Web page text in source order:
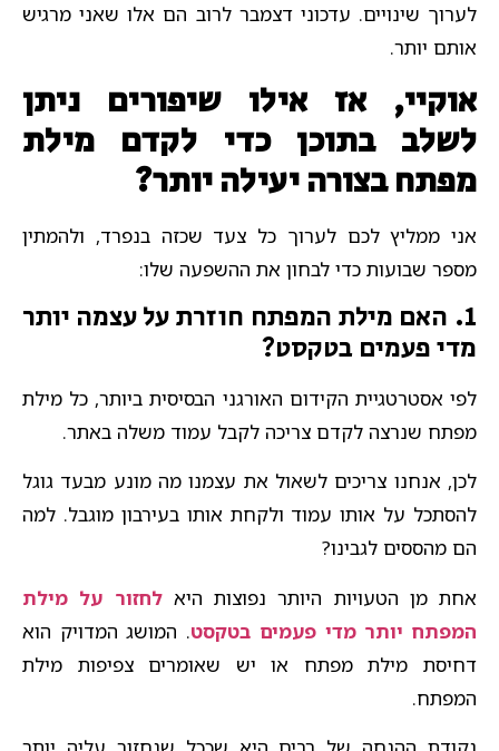
לערוך שינויים. עדכוני דצמבר לרוב הם אלו שאני מרגיש
אותם יותר.
אוקיי, אז אילו שיפורים ניתן
לשלב בתוכן כדי לקדם מילת
מפתח בצורה יעילה יותר?
אני ממליץ לכם לערוך כל צעד שכזה בנפרד, ולהמתין
מספר שבועות כדי לבחון את ההשפעה שלו:
1. האם מילת המפתח חוזרת על עצמה יותר
מדי פעמים בטקסט?
לפי אסטרטגיית הקידום האורגני הבסיסית ביותר, כל מילת
מפתח שנרצה לקדם צריכה לקבל עמוד משלה באתר.
לכן, אנחנו צריכים לשאול את עצמנו מה מונע מבעד גוגל
להסתכל על אותו עמוד ולקחת אותו בעירבון מוגבל. למה
הם מהססים לגבינו?
אחת מן הטעויות היותר נפוצות היאלחזור על מילת
המפתח יותר מדי פעמים בטקסט. המושג המדויק הוא
דחיסת מילת מפתח או יש שאומרים צפיפות מילת
המפתח.